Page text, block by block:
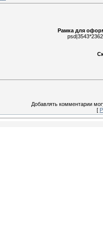
Рамка для
Добавлять комментарии
[